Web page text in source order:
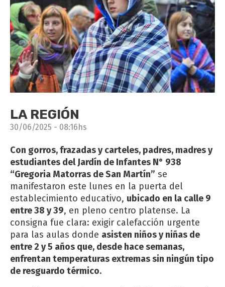
LA REGIÓN
30/06/2025 - 08:16hs
Con gorros, frazadas y carteles, padres, madres y
estudiantes del Jardín de Infantes N° 938
“Gregoria Matorras de San Martín” se
manifestaron este lunes en la puerta del
establecimiento educativo, ubicado en la calle 9
entre 38 y 39, en pleno centro platense. La
consigna fue clara: exigir calefacción urgente
para las aulas donde asisten niños y niñas de
entre 2 y 5 años que, desde hace semanas,
enfrentan temperaturas extremas sin ningún tipo
de resguardo térmico.